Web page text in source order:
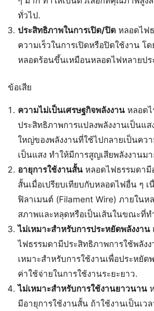
ทั่วไป.
ประสิทธิภาพในการเปิด/ปิด หลอดไฟ
ความเร็วในการเปิดหรือปิดใช้งาน โ
หลอดร้อนขึ้นเหมือนหลอดไฟหลายปร
ข้อเสีย
ความไม่เป็นเศรษฐกิจพลังงาน หลอด
ประสิทธิภาพการแปลงพลังงานเป็นแ
ใหญ่ของพลังงานที่ใช้ไปกลายเป็นคว
เป็นแสง ทำให้มีการสูญเสียพลังงานม
อายุการใช้งานสั้น หลอดไฟธรรมดามี
สั้นเมื่อเปรียบเทียบกับหลอดไฟอื่น ๆ เ
ฟิลาเมนต์ (Filament Wire) ภายในห
สภาพและหลุดหรือเป็นเส้นในขณะที่ท
ไม่เหมาะสำหรับการประหยัดพลังงาน
ไฟธรรมดามีประสิทธิภาพการใช้พลัง
เหมาะสำหรับการใช้งานเพื่อประหยัด
ค่าใช้จ่ายในการใช้งานระยะยาว.
ไม่เหมาะสำหรับการใช้งานยาวนาน
มีอายุการใช้งานสั้น ถ้าใช้งานเป็นเว